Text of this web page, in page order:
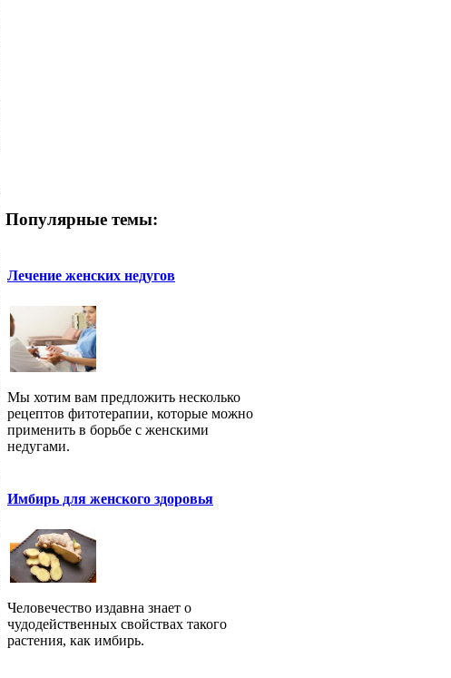
Популярные темы:
Лечение женских недугов
Мы хотим вам предложить несколько
рецептов фитотерапии, которые можно
применить в борьбе с женскими
недугами.
Имбирь для женского здоровья
Человечество издавна знает о
чудодейственных свойствах такого
растения, как имбирь.